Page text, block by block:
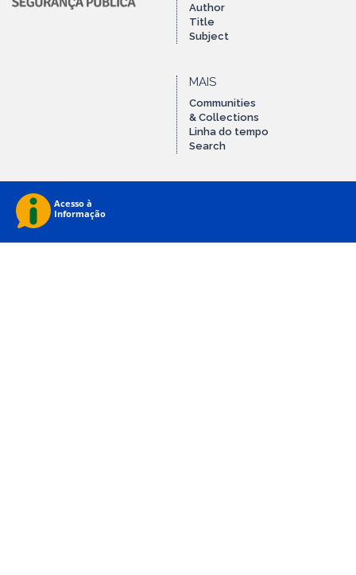
Author
Title
Subject
MAIS
Communities
& Collections
Linha do tempo
Search